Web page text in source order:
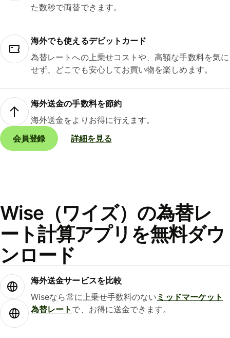
た数秒で両替できます。
海外でも使えるデビットカード
為替レートへの上乗せコストや、高額な手数料を気に
せず、どこでも安心してお買い物を楽しめます。
海外送金の手数料を節約
海外送金をよりお得に行えます。
会員登録
詳細を見る
Wise（ワイズ）の為替レ
ート計算アプリを無料ダウ
ンロード
海外送金サービスを比較
Wiseなら常に上乗せ手数料のない ミッドマーケット
為替レート で、お得に送金できます。